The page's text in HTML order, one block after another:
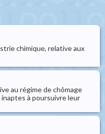
chimique, relative aux
au régime de chômage
à poursuivre leur